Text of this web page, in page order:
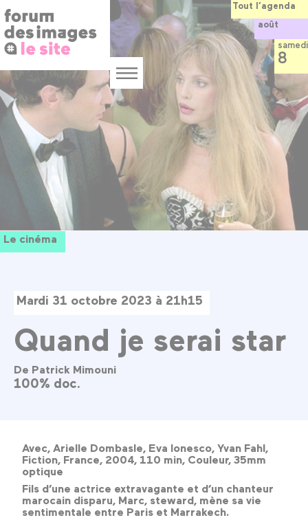
Panneau de gestion des cookies
au
contenu
principal
Menu
Le cinéma
Mardi 31 octobre 2023 à 21h15
Quand je serai star
De Patrick Mimouni
100% doc.
Avec, Arielle Dombasle, Eva Ionesco, Yvan Fahl,
Fiction, France, 2004, 110 min, Couleur, 35mm
optique
Fils d’une actrice extravagante et d’un chanteur
marocain disparu, Marc, steward, mène sa vie
sentimentale entre Paris et Marrakech.
Tout l’agenda
août
samedi
8